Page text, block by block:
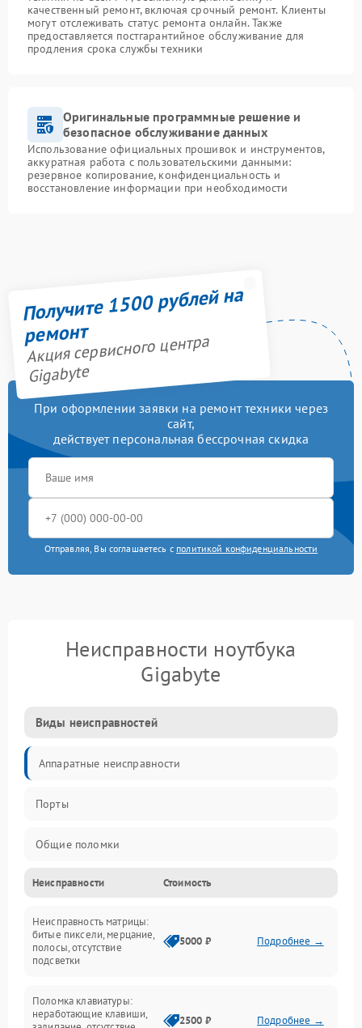
качественный ремонт, включая срочный ремонт. Клиенты
могут отслеживать статус ремонта онлайн. Также
предоставляется постгарантийное обслуживание для
продления срока службы техники
Оригинальные программные решение и
безопасное обслуживание данных
Использование официальных прошивок и инструментов,
аккуратная работа с пользовательскими данными:
резервное копирование, конфиденциальность и
восстановление информации при необходимости
Получите 1500 рублей на
ремонт
Акция сервисного центра
Gigabyte
При оформлении заявки на ремонт техники через
сайт,
действует персональная бессрочная скидка
Отправляя, Вы соглашаетесь с политикой конфиденциальности
Неисправности ноутбука
Gigabyte
Виды неисправностей
Аппаратные неисправности
Порты
Общие поломки
Устройства
Программные ошибки
Электрические и системные сбои
Интерфейсные проблемы
Неисправности Стоимость
Неисправность матрицы:
битые пиксели, мерцание,
полосы, отсутствие
подсветки
5000 ₽ Подробнее →
Поломка клавиатуры:
неработающие клавиши,
2500 ₽ Подробнее →